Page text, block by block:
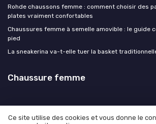
Rohde chaussons femme : comment choisir des
plates vraiment confortables
Chaussures femme à semelle amovible : le guide
pied
La sneakerina va-t-elle tuer la basket
Chaussure femme
Ce site utilise des cookies et vous donne le